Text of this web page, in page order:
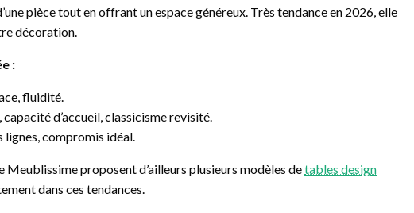
pièce tout en offrant un espace généreux. Très tendance en 2026, elle
décoration.
:
fluidité.
d’accueil, classicisme revisité.
lignes, compromis idéal.
Meublissime proposent d’ailleurs plusieurs modèles detables design
dans ces tendances.